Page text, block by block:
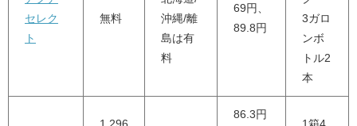
セレク
ト
無料
沖縄/離
島は有
料
69円、
89.8円
3ガロ
ンボ
トル2
本
86.3円